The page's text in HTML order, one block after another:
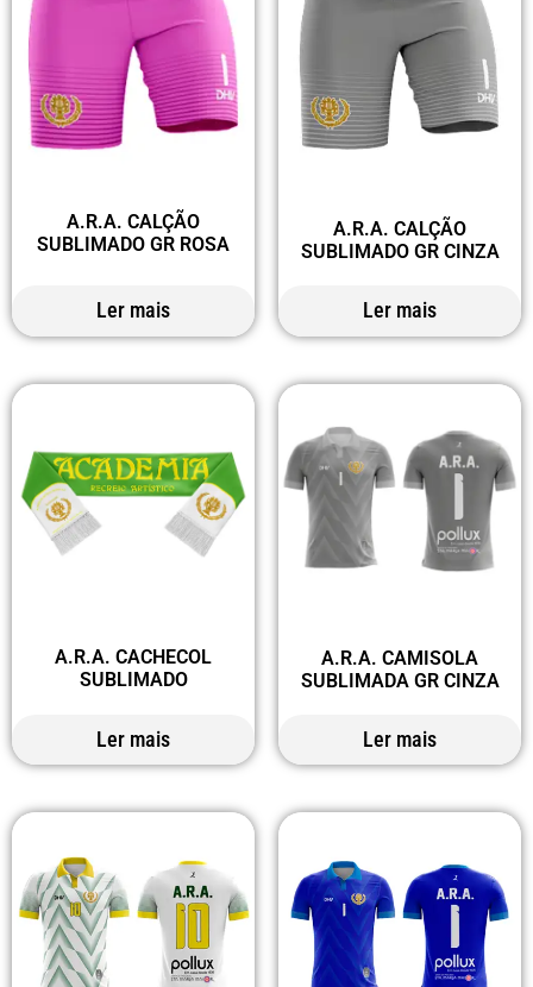
A.R.A. CALÇÃO
SUBLIMADO GR ROSA
Ler mais
A.R.A. CALÇÃO
SUBLIMADO GR CINZA
Ler mais
A.R.A. CACHECOL
SUBLIMADO
Ler mais
A.R.A. CAMISOLA
SUBLIMADA GR CINZA
Ler mais